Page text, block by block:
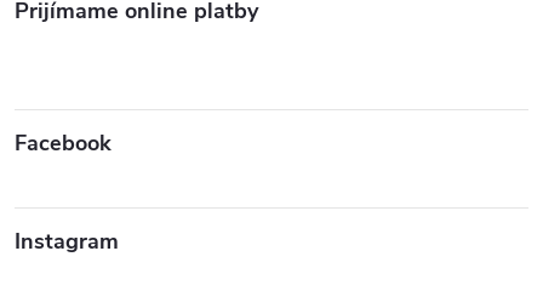
Prijímame online platby
Facebook
Instagram